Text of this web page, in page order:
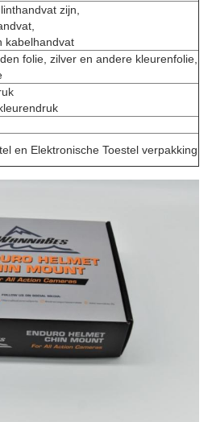
zijn,
kabelhandvat
folie, zilver en andere kleurenfolie,
en Elektronische Toestel verpakking